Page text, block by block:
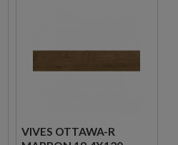
VIVES OTTAWA-R